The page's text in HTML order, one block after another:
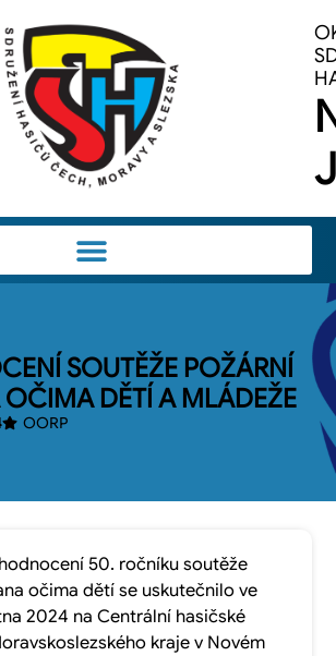
SOUTĚŽE POŽÁRNÍ
DĚTÍ A MLÁDEŽE
OORP
50. ročníku soutěže
očima dětí se uskutečnilo ve
2024 na Centrální hasičské
kraje v Novém